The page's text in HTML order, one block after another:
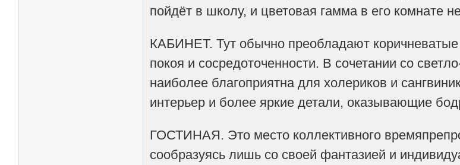
пойдёт в школу, и цветовая гамма в его комнате
КАБИНЕТ. Тут обычно преобладают
покоя и сосредоточенности. В сочетании со
наиболее благоприятна для холериков и
интерьер и более яркие детали, оказывающие
ГОСТИНАЯ. Это место коллективного
сообразуясь лишь со своей фантазией и